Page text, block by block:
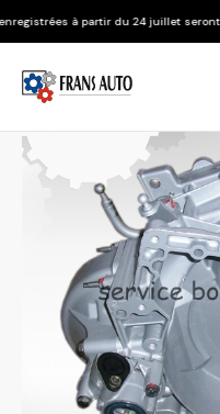
24 juillet seront livrées à partir du